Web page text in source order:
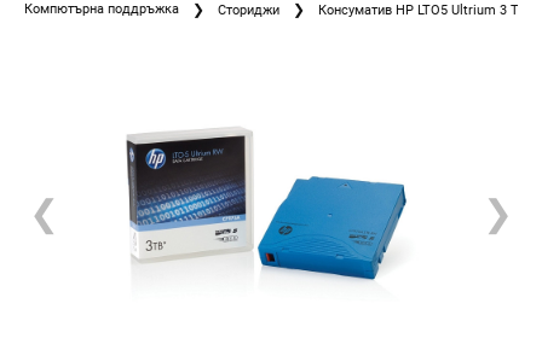
Компютърна поддръжка Сториджи Консуматив HP LTO5 Ultrium 3 TB
❮ ❯